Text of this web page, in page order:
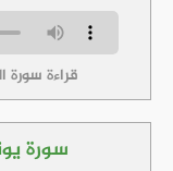
قراءة سورة
سورة